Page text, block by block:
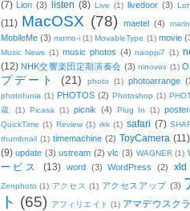
(7) Lion (3) listen (8) Live (1) livedoor (3)
(11) MacOSX (78) maetel (4)
MobileMe (3) momo-i (1) MovableType (1) movie
Music News (1) music photos (4) naoppi7 (1)
(12) NHK交響楽団定期演奏会 (3) ninovox (1)
プデート
(21) photo (1) photoarrange
photofunia (1) PHOTOS (2) Photoshop (1)
蔵
(1) Picasa (1) picnik (4) Plug In (1)
QuickTime (1) Review (1) rkk (1) safari (7)
thumbnail (1) timemachine (2) ToyCamera (11)
(9) update (3) ustream (2) vlc (3) WAGNER (1)
ービス
(13) word (3) WordPress (2) xld
Zenphoto (1) アクセス (1) アクセスアップ (3)
ト (65) アフィリエイト (1) アマデウスク